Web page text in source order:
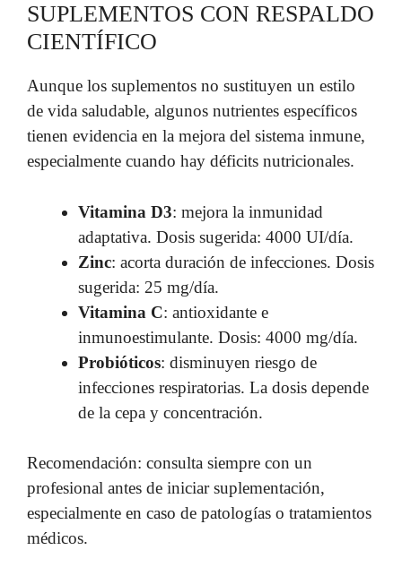
SUPLEMENTOS CON RESPALDO
CIENTÍFICO
Aunque los suplementos no sustituyen un estilo
de vida saludable, algunos nutrientes específicos
tienen evidencia en la mejora del sistema inmune,
especialmente cuando hay déficits nutricionales.
Vitamina D3: mejora la inmunidad
adaptativa. Dosis sugerida: 4000 UI/día.
Zinc: acorta duración de infecciones. Dosis
sugerida: 25 mg/día.
Vitamina C: antioxidante e
inmunoestimulante. Dosis: 4000 mg/día.
Probióticos: disminuyen riesgo de
infecciones respiratorias. La dosis depende
de la cepa y concentración.
Recomendación: consulta siempre con un
profesional antes de iniciar suplementación,
especialmente en caso de patologías o tratamientos
médicos.